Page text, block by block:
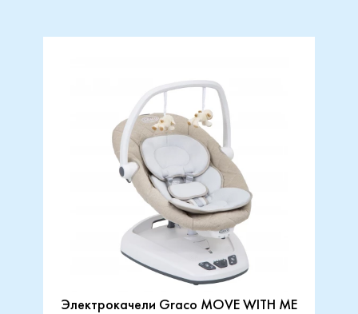
Электрокачели Graco MOVE WITH ME